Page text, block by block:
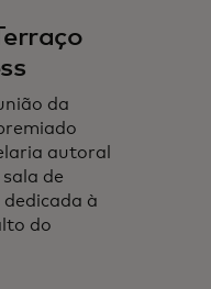
da
autoral
de
à
do